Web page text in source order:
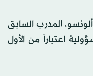
المدرب السابق
اعتباراً من الأول